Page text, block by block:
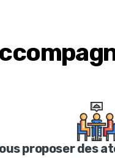
proposer des